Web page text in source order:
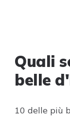
Quali
belle
10 delle più